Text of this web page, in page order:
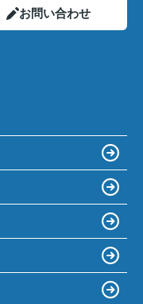
お問い合わせ